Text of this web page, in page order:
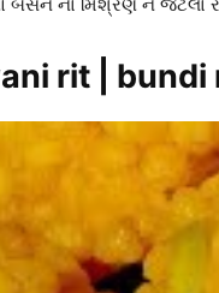
rit |